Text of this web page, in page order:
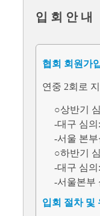
입 회 안 내
협회 회원가
연중 2회로
○상반기
-대구 심의
-서울 본부
○하반기
-대구 심의
-서울본부
입회 절차 및